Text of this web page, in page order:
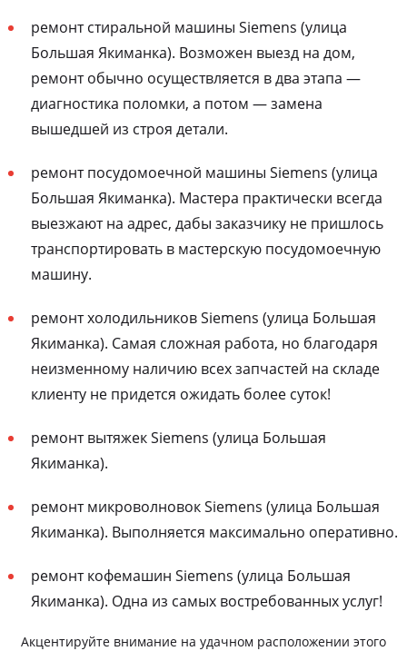
ремонт стиральной машины Siemens (улица
Большая Якиманка). Возможен выезд на дом,
ремонт обычно осуществляется в два этапа —
диагностика поломки, а потом — замена
вышедшей из строя детали.
ремонт посудомоечной машины Siemens (улица
Большая Якиманка). Мастера практически всегда
выезжают на адрес, дабы заказчику не пришлось
транспортировать в мастерскую посудомоечную
машину.
ремонт холодильников Siemens (улица Большая
Якиманка). Самая сложная работа, но благодаря
неизменному наличию всех запчастей на складе
клиенту не придется ожидать более суток!
ремонт вытяжек Siemens (улица Большая
Якиманка).
ремонт микроволновок Siemens (улица Большая
Якиманка). Выполняется максимально оперативно.
ремонт кофемашин Siemens (улица Большая
Якиманка). Одна из самых востребованных услуг!
Акцентируйте внимание на удачном расположении этого